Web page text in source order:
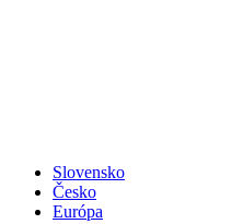
Slovensko
Česko
Európa